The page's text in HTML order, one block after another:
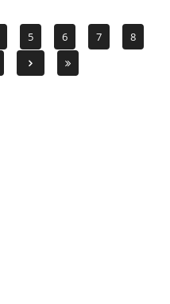
5 6 7
8